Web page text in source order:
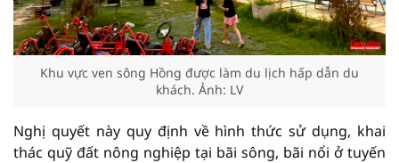
Khu vực ven sông Hồng được làm du lịch hấp dẫn du
khách. Ảnh: LV
Nghị quyết này quy định về hình thức sử dụng, khai
thác quỹ đất nông nghiệp tại bãi sông, bãi nổi ở tuyến